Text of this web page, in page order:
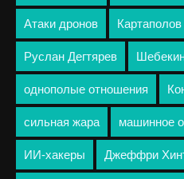
Атаки дронов Картаполов
Руслан Дегтярев
однополые отношения
сильная жара машинное
ИИ-хакеры Джеффри